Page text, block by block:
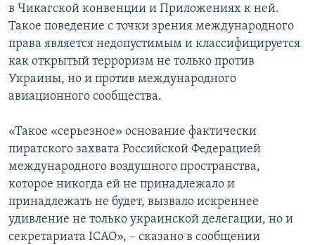
в Чикагской конвенции и Приложениях к ней.
Такое поведение с точки зрения международного
права является недопустимым и классифицируется
как открытый терроризм не только против
Украины, но и против международного
авиационного сообщества.
«Такое «серьезное» основание фактически
пиратского захвата Российской Федерацией
международного воздушного пространства,
которое никогда ей не принадлежало и
принадлежать не будет, вызвало искреннее
удивление не только украинской делегации, но и
секретариата ІСАО», – сказано в сообщении